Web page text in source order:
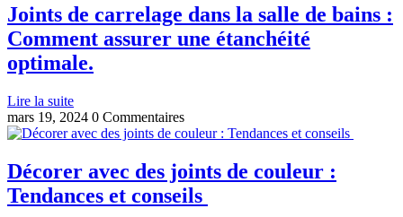
Joints de carrelage dans la salle de bains :
Comment assurer une étanchéité
optimale.
Lire la suite
mars 19, 2024 0 Commentaires
Décorer avec des joints de couleur :
Tendances et conseils